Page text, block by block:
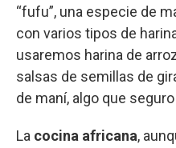
“fufu”, una especie de
con varios tipos de
usaremos harina de
salsas de semillas de
de maní, algo que
La cocina africana,